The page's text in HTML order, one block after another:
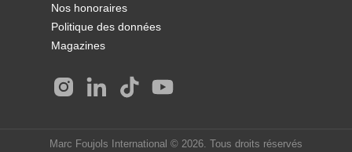
Nos honoraires
Politique des données
Magazines
Marc Foujols International © 2026. Tous droits réservés